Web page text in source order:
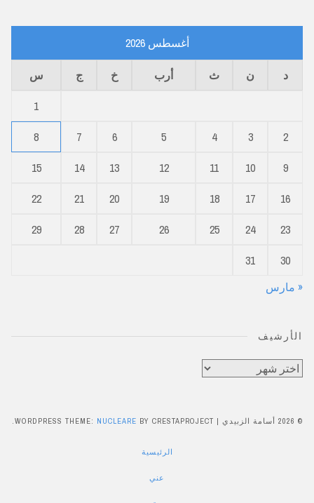
أغسطس 2026
د ن ث أرب خ ج
س
1
2
3
4
5
6
7
8
9
10
11
12
13
14
15
16
17
18
19
20
21
22
23
24
25
26
27
28
29
30
31
« مارس
الأرشيف
الأرشيف
© 2026 أسامة الزبيدي |
WORDPRESS THEME: NUCLEARE BY CRESTAPROJECT.
الرئيسية
عني